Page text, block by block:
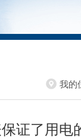
我的
证了用电